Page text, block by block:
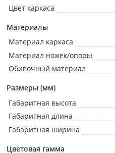
Цвет каркаса
Материалы
Материал каркаса
Материал ножек/опоры
Обивочный материал
Размеры (мм)
Габаритная высота
Габаритная длина
Габаритная ширина
Цветовая гамма